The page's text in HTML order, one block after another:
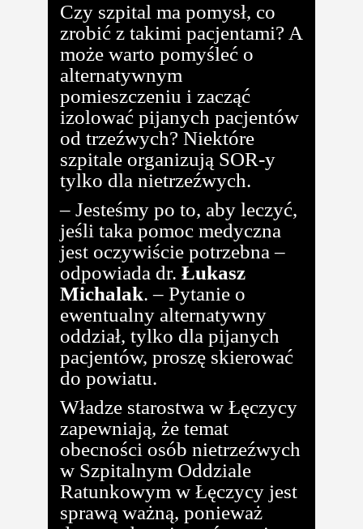
Czy szpital ma pomysł, co
zrobić z takimi pacjentami? A
może warto pomyśleć o
alternatywnym
pomieszczeniu i zacząć
izolować pijanych pacjentów
od trzeźwych? Niektóre
szpitale organizują SOR-y
tylko dla nietrzeźwych.
– Jesteśmy po to, aby leczyć,
jeśli taka pomoc medyczna
jest oczywiście potrzebna –
odpowiada dr. Łukasz
Michalak. – Pytanie o
ewentualny alternatywny
oddział, tylko dla pijanych
pacjentów, proszę skierować
do powiatu.
Władze starostwa w Łęczycy
zapewniają, że temat
obecności osób nietrzeźwych
w Szpitalnym Oddziale
Ratunkowym w Łęczycy jest
sprawą ważną, ponieważ